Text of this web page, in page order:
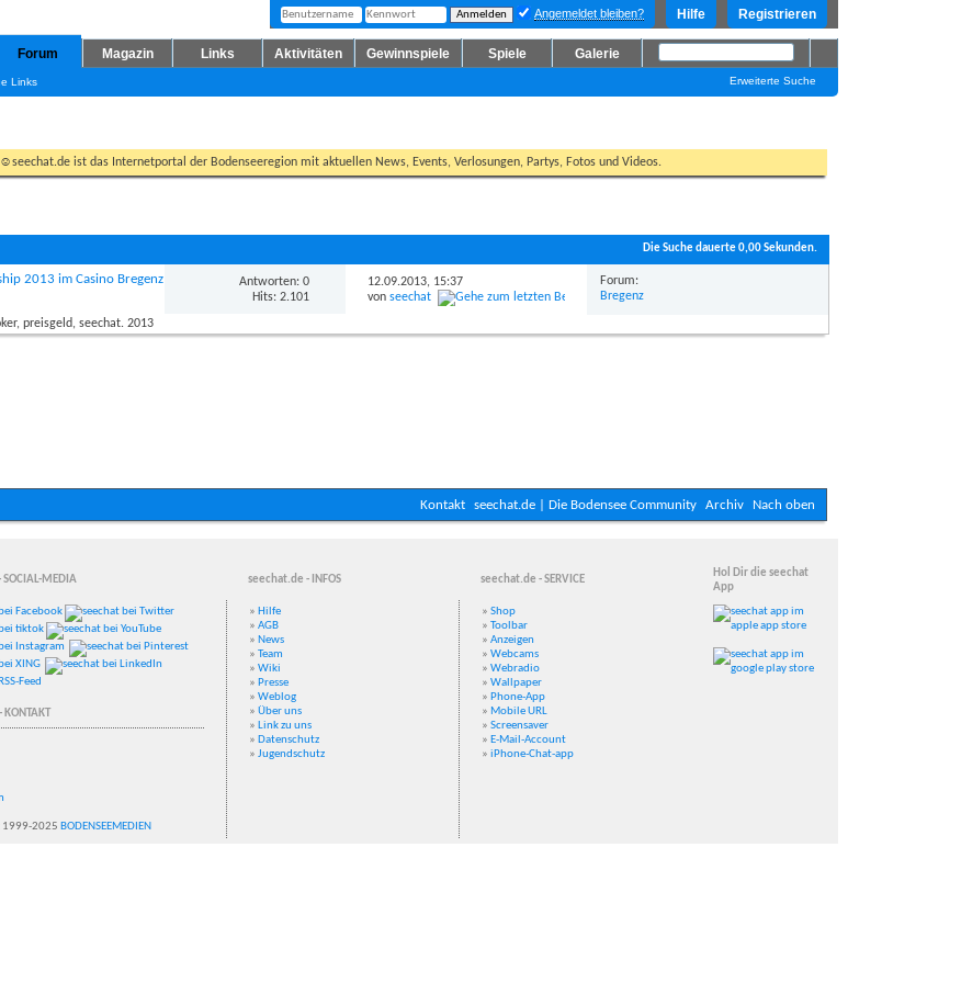
Registrieren
Hilfe
Angemeldet bleiben?
Forum
Links
Magazin Links Aktivitäten Gewinnspiele Spiele Galerie
Erweiterte Suche
ist das Internetportal der Bodenseeregion mit aktuellen News, Events, Verlosungen, Partys, Fotos und Videos.
Die Suche dauerte0,00Sekunden.
2013 im Casino Bregenz
Antworten: 0
Hits: 2.101
12.09.2013, 15:37
von seechat
Forum:
Bregenz
Kontakt seechat.de | Die Bodensee Community Archiv Nach oben
MEDIA seechat.de - INFOS seechat.de - SERVICE
Hol Dir die seechat
App
2025 BODENSEEMEDIEN
» Hilfe
» AGB
» News
» Team
» Wiki
» Presse
» Weblog
» Über uns
» Link zu uns
» Datenschutz
» Jugendschutz
» Shop
» Toolbar
» Anzeigen
» Webcams
» Webradio
» Wallpaper
» Phone-App
» Mobile URL
» Screensaver
» E-Mail-Account
» iPhone-Chat-app